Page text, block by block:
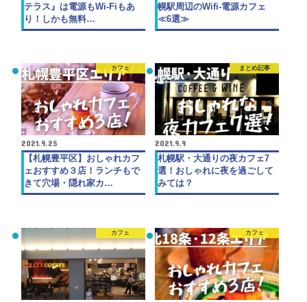
テラス』は電源もWi-Fiもあ
り！しかも無料…
幌駅周辺のWifi-電源カフェ
≪6選≫
カフェ
2021.9.25
【札幌豊平区】おしゃれカフ
ェおすすめ３店！ランチもで
きて穴場・隠れ家カ…
まとめ記事
2021.9.9
札幌駅・大通りの夜カフェ7
選！おしゃれに夜を過ごして
みては？
カフェ カフェ